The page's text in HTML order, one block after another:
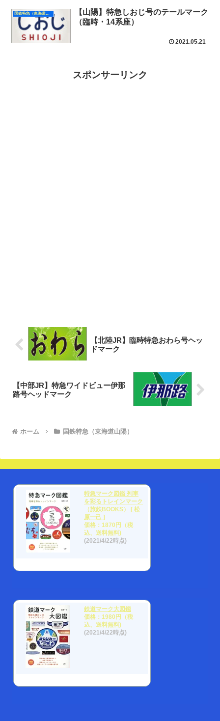
【山陽】特急しおじ号のテールマーク
（臨時・14系座）
2021.05.21
スポンサーリンク
【北陸JR】臨時特急おわら号ヘッ
ドマーク
【中部JR】特急ワイドビュー伊那
路号ヘッドマーク
ホーム 国鉄特急（東海道山陽）
特急マーク図鑑 列車
を彩るトレインマーク
（旅鉄BOOKS） [ 松
原一己 ]
価格：1870円（税
込、送料無料)
(2021/4/22時点)
鉄道マーク大図鑑
価格：1980円（税
込、送料無料)
(2021/4/22時点)